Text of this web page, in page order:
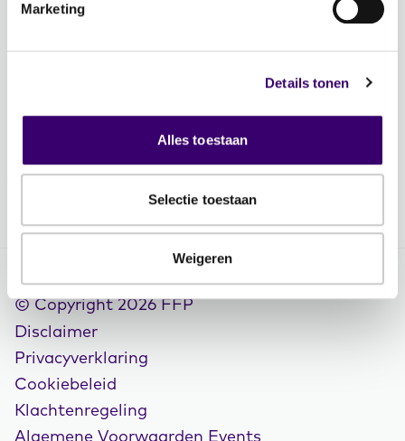
Marketing
Details tonen
Alles toestaan
Selectie toestaan
Weigeren
Veelgestelde vragen
Contactgegevens
Volg FFP
© Copyright 2026 FFP
Disclaimer
Privacyverklaring
Cookiebeleid
Klachtenregeling
Algemene Voorwaarden Events